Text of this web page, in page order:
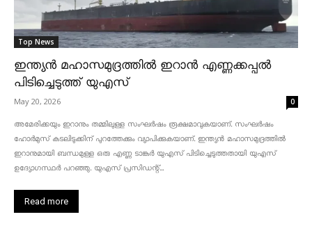
Top News
ഇന്ത്യൻ മഹാസമുദ്രത്തിൽ ഇറാൻ എണ്ണക്കപ്പൽ
പിടിച്ചെടുത്ത് യുഎസ്
May 20, 2026 0
അമേരിക്കയും ഇറാനും തമ്മിലുള്ള സംഘർഷം രൂക്ഷമാവുകയാണ്. സംഘർഷം
ഹോർമുസ് കടലിടുക്കിന് പുറത്തേക്കും വ്യാപിക്കുകയാണ്. ഇന്ത്യൻ മഹാസമുദ്രത്തിൽ
ഇറാനുമായി ബന്ധമുള്ള ഒരു എണ്ണ ടാങ്കർ യുഎസ് പിടിച്ചെടുത്തതായി യുഎസ്
ഉദ്യോഗസ്ഥർ പറഞ്ഞു. യുഎസ് പ്രസിഡന്റ്...
Read more